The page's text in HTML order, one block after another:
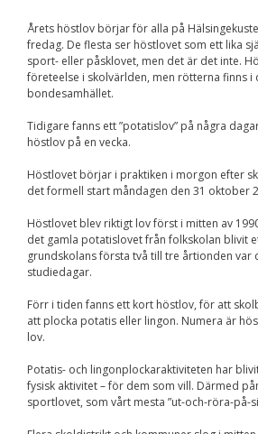
Årets höstlov börjar för alla på
fredag. De flesta ser höstlovet som ett lika
sport- eller påsklovet, men det är det inte.
företeelse i skolvärlden, men rötterna finns i
bondesamhället.
Tidigare fanns ett ”potatislov” på några
höstlov på en vecka.
Höstlovet börjar i praktiken i morgon efter
det formell start måndagen den 31 oktober
Höstlovet blev riktigt lov först i mitten av
det gamla potatislovet från folkskolan blivit
grundskolans första två till tre årtionden var
studiedagar.
Förr i tiden fanns ett kort höstlov, för att
att plocka potatis eller lingon. Numera är
lov.
Potatis- och lingonplockaraktiviteten har
fysisk aktivitet – för dem som vill. Därmed
sportlovet, som vårt mesta ”ut-och-röra-på-
inte
hur